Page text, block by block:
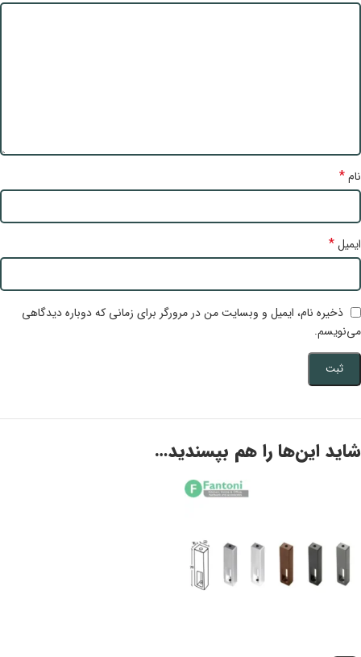
نام*
ایمیل*
ذخیره نام، ایمیل و وبسایت من در مرورگر برای زمانی که دوباره دیدگاهی
می‌نویسم.
شاید این‌ها را هم بپسندید…